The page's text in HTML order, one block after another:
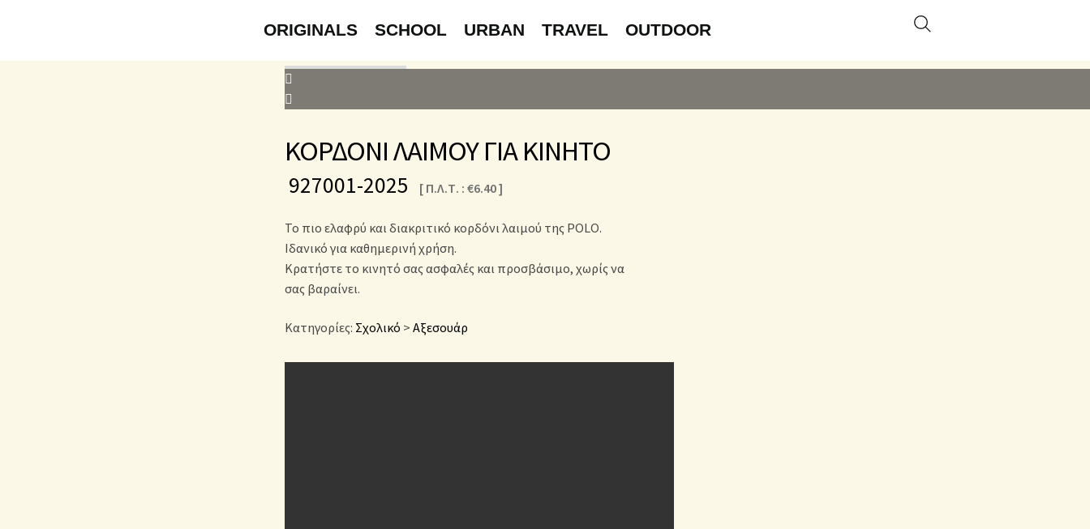
ORIGINALS SCHOOL URBAN TRAVEL OUTDOOR
ΚΟΡΔΟΝΙ ΛΑΙΜΟΥ ΓΙΑ ΚΙΝΗΤΟ
927001-2025 [ Π.Λ.Τ. : €6.40]
Το πιο ελαφρύ και διακριτικό κορδόνι λαιμού της POLO.
Ιδανικό για καθημερινή χρήση.
Κρατήστε το κινητό σας ασφαλές και προσβάσιμο, χωρίς να
σας βαραίνει.
Κατηγορίες: Σχολικό > Αξεσουάρ